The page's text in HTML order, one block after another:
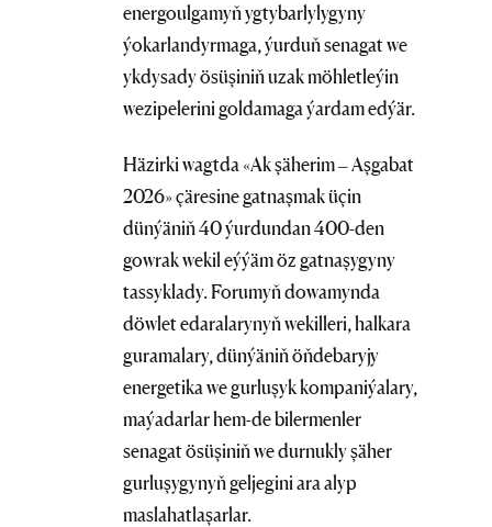
energoulgamyň ygtybarlylygyny
ýokarlandyrmaga, ýurduň senagat we
ykdysady ösüşiniň uzak möhletleýin
wezipelerini goldamaga ýardam edýär.
Häzirki wagtda «Ak şäherim – Aşgabat
2026» çäresine gatnaşmak üçin
dünýäniň 40 ýurdundan 400-den
gowrak wekil eýýäm öz gatnaşygyny
tassyklady. Forumyň dowamynda
döwlet edaralarynyň wekilleri, halkara
guramalary, dünýäniň öňdebaryjy
energetika we gurluşyk kompaniýalary,
maýadarlar hem-de bilermenler
senagat ösüşiniň we durnukly şäher
gurluşygynyň geljegini ara alyp
maslahatlaşarlar.